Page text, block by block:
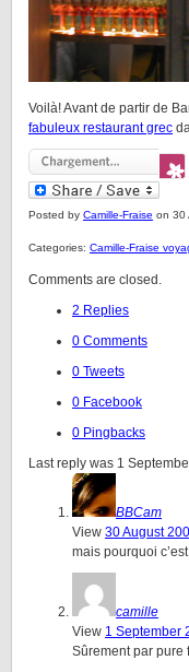
Voilà! Avant de partir de
fabuleux restaurant grec
Posted by Camille-Fraise on 30
Categories: Camille-Fraise
Comments are closed.
2 Replies
0 Comments
0 Tweets
0 Facebook
0 Pingbacks
Last reply was 1
BBCam
View 30 August
mais pourquoi
camille
View 1 September
Sûrement par pure